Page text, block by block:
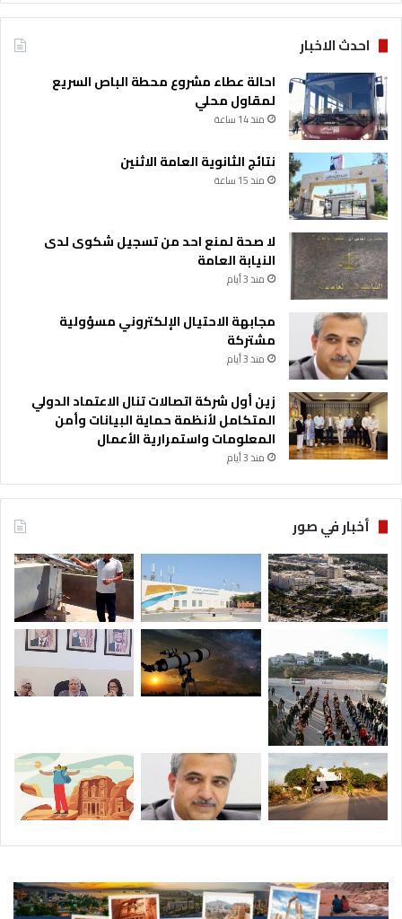
ل
ر
ي
ل
ل
ب
ر
م
ج
ة
2
0
2
5
احدث الاخبار
احالة عطاء مشروع محطة الباص السريع
لمقاول محلي
منذ 14 ساعة
نتائج الثانوية العامة الاثنين
منذ 15 ساعة
لا صحة لمنع احد من تسجيل شكوى لدى
النيابة العامة
منذ 3 أيام
مجابهة الاحتيال الإلكتروني مسؤولية
مشتركة
منذ 3 أيام
زين أول شركة اتصالات تنال الاعتماد الدولي
المتكامل لأنظمة حماية البيانات وأمن
المعلومات واستمرارية الأعمال
منذ 3 أيام
أخبار في صور